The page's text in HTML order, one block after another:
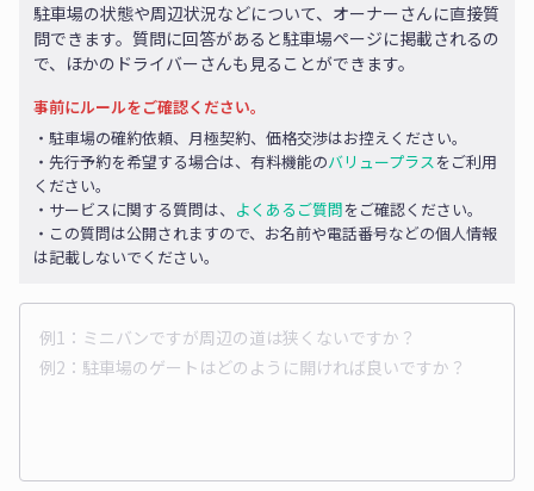
駐車場の状態や周辺状況などについて、オーナーさんに直接質
問できます。質問に回答があると駐車場ページに掲載されるの
で、ほかのドライバーさんも見ることができます。
事前にルールをご確認ください。
・駐車場の確約依頼、月極契約、価格交渉はお控えください。
・先行予約を希望する場合は、有料機能のバリュープラスをご利用
ください。
・サービスに関する質問は、 よくあるご質問をご確認ください。
・この質問は公開されますので、お名前や電話番号などの個人情報
は記載しないでください。